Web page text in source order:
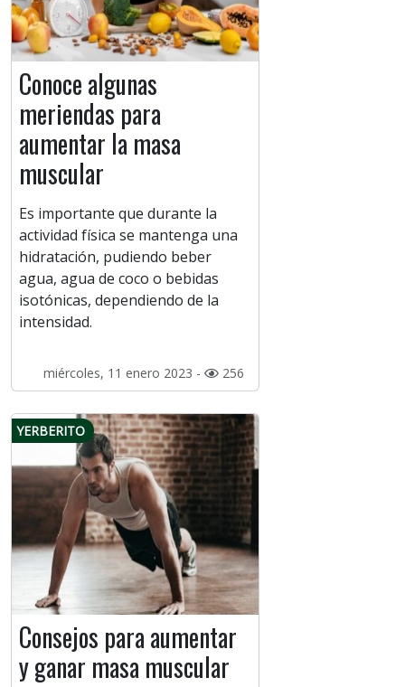
Conoce algunas
meriendas para
aumentar la masa
muscular
Es importante que durante la
actividad física se mantenga una
hidratación, pudiendo beber
agua, agua de coco o bebidas
isotónicas, dependiendo de la
intensidad.
miércoles, 11 enero 2023 - 256
YERBERITO
Consejos para aumentar
y ganar masa muscular